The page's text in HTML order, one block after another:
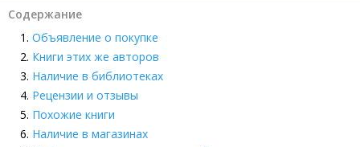
Содержание
Объявление о покупке
Книги этих же авторов
Наличие в библиотеках
Рецензии и отзывы
Похожие книги
Наличие в магазинах